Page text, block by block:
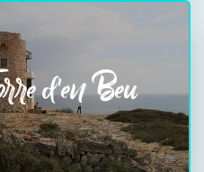
d'en Beu